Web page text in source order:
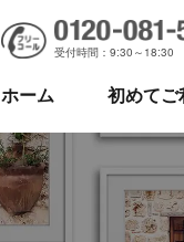
受付時間：9:30～18:30
ホーム 初めて